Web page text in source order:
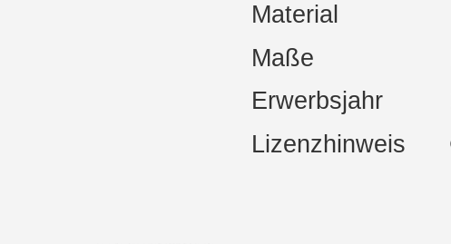
Material
Maße
Erwerbsjahr
Lizenzhinweis